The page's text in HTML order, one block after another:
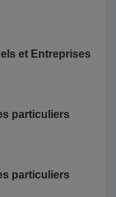
et Entreprises
particuliers
particuliers